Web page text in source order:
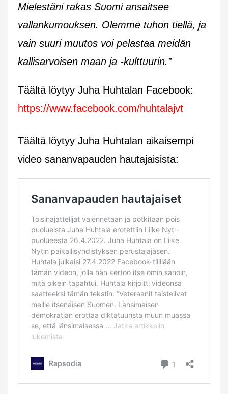
Mielestäni rakas Suomi ansaitsee
vallankumouksen. Olemme tuhon tiellä, ja
vain suuri muutos voi pelastaa meidän
kallisarvoisen maan ja -kulttuurin.”
Täältä löytyy Juha Huhtalan Facebook:
https://www.facebook.com/huhtalajvt
Täältä löytyy Juha Huhtalan aikaisempi
video sananvapauden hautajaisista: